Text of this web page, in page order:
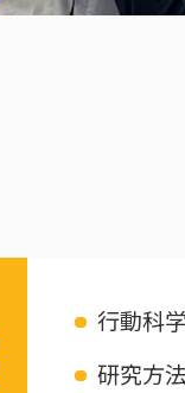
行動科
研究方